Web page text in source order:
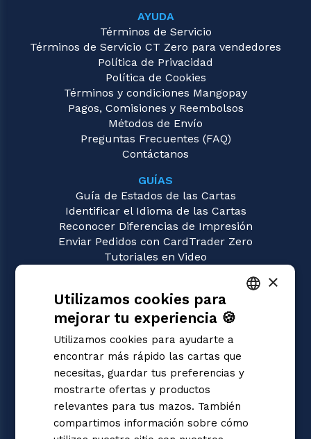
AYUDA
Términos de Servicio
Términos de Servicio CT Zero para vendedores
Política de Privacidad
Política de Cookies
Términos y condiciones Mangopay
Pagos, Comisiones y Reembolsos
Métodos de Envío
Preguntas Frecuentes (FAQ)
Contáctanos
GUÍAS
Guía de Estados de las Cartas
Identificar el Idioma de las Cartas
Reconocer Diferencias de Impresión
Enviar Pedidos con CardTrader Zero
Tutoriales en Video
Star Wars Unlimited
Magic: the Gathering
Pokémon
Yu-Gi-Oh!
Flesh and Blood
Digimon
One Piece
Dragon Ball Super
Cardfight!! Vanguard
Disney Lorcana
ITALIAN
×
Utilizamos cookies para
mejorar tu experiencia 🍪
Utilizamos cookies para ayudarte a
encontrar más rápido las cartas que
necesitas, guardar tus preferencias y
mostrarte ofertas y productos
relevantes para tus mazos. También
compartimos información sobre cómo